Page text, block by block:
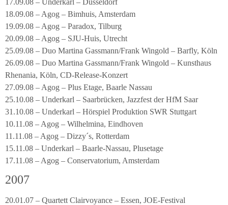
17.09.08 – Underkarl – Düsseldorf
18.09.08 – Agog – Bimhuis, Amsterdam
19.09.08 – Agog – Paradox, Tilburg
20.09.08 – Agog – SJU-Huis, Utrecht
25.09.08 – Duo Martina Gassmann/Frank Wingold – Barfly, Köln
26.09.08 – Duo Martina Gassmann/Frank Wingold – Kunsthaus
Rhenania, Köln, CD-Release-Konzert
27.09.08 – Agog – Plus Etage, Baarle Nassau
25.10.08 – Underkarl – Saarbrücken, Jazzfest der HfM Saar
31.10.08 – Underkarl – Hörspiel Produktion SWR Stuttgart
10.11.08 – Agog – Wilhelmina, Eindhoven
11.11.08 – Agog – Dizzy´s, Rotterdam
15.11.08 – Underkarl – Baarle-Nassau, Plusetage
17.11.08 – Agog – Conservatorium, Amsterdam
2007
20.01.07 – Quartett Clairvoyance – Essen, JOE-Festival